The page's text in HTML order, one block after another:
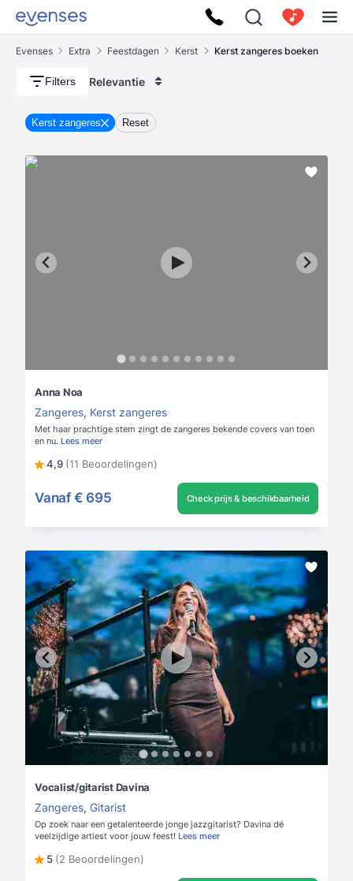
Evenses Extra Feestdagen Kerst Kerst zangeres boeken
Filters Relevantie
Kerst zangeres Reset
Anna Noa
Zangeres, Kerst zangeres
Met haar prachtige stem zingt de zangeres bekende covers van toen
en nu. Lees meer
4,9 (11 Beoordelingen)
Vanaf € 695 Check prijs & beschikbaarheid
Vocalist/gitarist Davina
Zangeres, Gitarist
Op zoek naar een getalenteerde jonge jazzgitarist? Davina dé
veelzijdige artiest voor jouw feest! Lees meer
5 (2 Beoordelingen)